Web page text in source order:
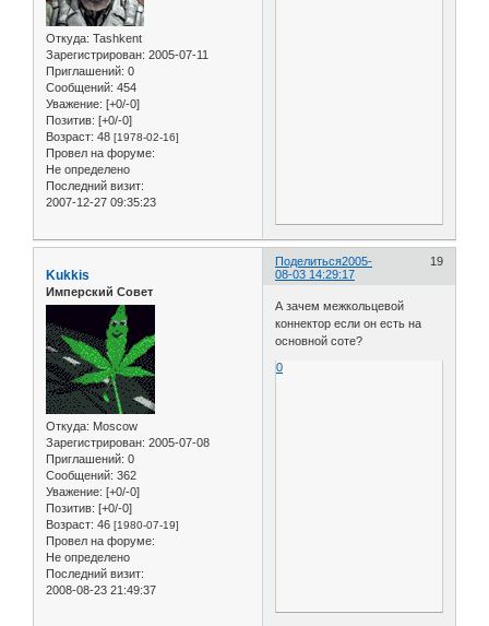
Откуда: Tashkent
Зарегистрирован: 2005-07-11
Приглашений: 0
Сообщений: 454
Уважение: [+0/-0]
Позитив: [+0/-0]
Возраст: 48 [1978-02-16]
Провел на форуме:
Не определено
Последний визит:
2007-12-27 09:35:23
Поделиться 19
2005-
08-03 14:29:17
Kukkis
Имперский Совет
Откуда: Moscow
Зарегистрирован: 2005-07-08
Приглашений: 0
Сообщений: 362
Уважение: [+0/-0]
Позитив: [+0/-0]
Возраст: 46 [1980-07-19]
Провел на форуме:
Не определено
Последний визит:
2008-08-23 21:49:37
А зачем межкольцевой
коннектор если он есть на
основной соте?
0